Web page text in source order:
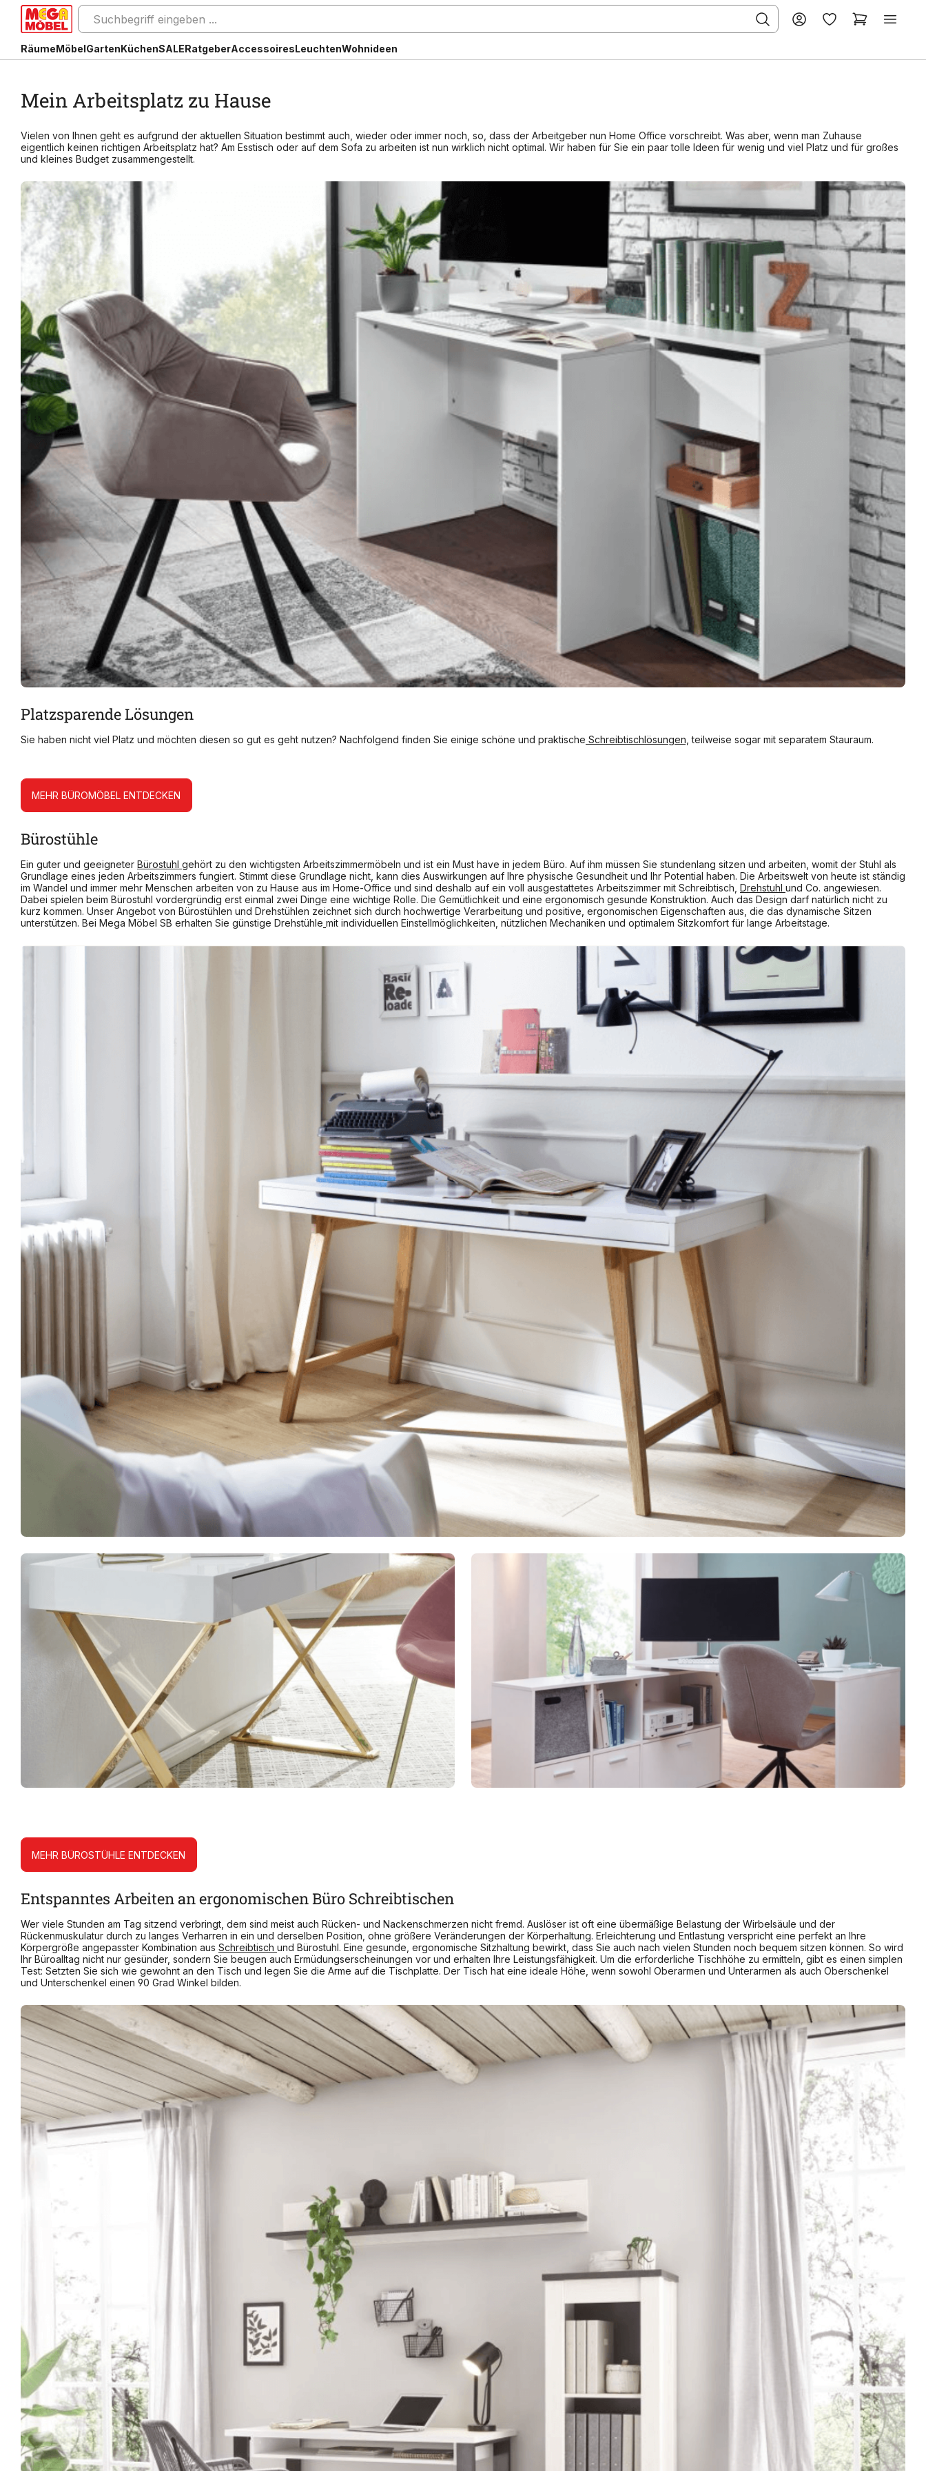
RäumeMöbelGartenKüchenSALERatgeberAccessoiresLeuchtenWohnideen
Mein Arbeitsplatz zu Hause
Vielen von Ihnen geht es aufgrund der aktuellen Situation bestimmt auch, wieder oder immer noch, so, dass der Arbeitgeber nun Home Office vorschreibt. Was aber, wenn man Zuhause
eigentlich keinen richtigen Arbeitsplatz hat? Am Esstisch oder auf dem Sofa zu arbeiten ist nun wirklich nicht optimal. Wir haben für Sie ein paar tolle Ideen für wenig und viel Platz und für großes
und kleines Budget zusammengestellt.
Platzsparende Lösungen
Sie haben nicht viel Platz und möchten diesen so gut es geht nutzen? Nachfolgend finden Sie einige schöne und praktische Schreibtischlösungen, teilweise sogar mit separatem Stauraum.
MEHR BÜROMÖBEL ENTDECKEN
Bürostühle
Ein guter und geeigneter Bürostuhl gehört zu den wichtigsten Arbeitszimmermöbeln und ist ein Must have in jedem Büro. Auf ihm müssen Sie stundenlang sitzen und arbeiten, womit der Stuhl als
Grundlage eines jeden Arbeitszimmers fungiert. Stimmt diese Grundlage nicht, kann dies Auswirkungen auf Ihre physische Gesundheit und Ihr Potential haben. Die Arbeitswelt von heute ist ständig
im Wandel und immer mehr Menschen arbeiten von zu Hause aus im Home-Office und sind deshalb auf ein voll ausgestattetes Arbeitszimmer mit Schreibtisch, Drehstuhl und Co. angewiesen.
Dabei spielen beim Bürostuhl vordergründig erst einmal zwei Dinge eine wichtige Rolle. Die Gemütlichkeit und eine ergonomisch gesunde Konstruktion. Auch das Design darf natürlich nicht zu
kurz kommen. Unser Angebot von Bürostühlen und Drehstühlen zeichnet sich durch hochwertige Verarbeitung und positive, ergonomischen Eigenschaften aus, die das dynamische Sitzen
unterstützen. Bei Mega Möbel SB erhalten Sie günstige Drehstühle mit individuellen Einstellmöglichkeiten, nützlichen Mechaniken und optimalem Sitzkomfort für lange Arbeitstage.
MEHR BÜROSTÜHLE ENTDECKEN
Entspanntes Arbeiten an ergonomischen Büro Schreibtischen
Wer viele Stunden am Tag sitzend verbringt, dem sind meist auch Rücken- und Nackenschmerzen nicht fremd. Auslöser ist oft eine übermäßige Belastung der Wirbelsäule und der
Rückenmuskulatur durch zu langes Verharren in ein und derselben Position, ohne größere Veränderungen der Körperhaltung. Erleichterung und Entlastung verspricht eine perfekt an Ihre
Körpergröße angepasster Kombination aus Schreibtisch und Bürostuhl. Eine gesunde, ergonomische Sitzhaltung bewirkt, dass Sie auch nach vielen Stunden noch bequem sitzen können. So wird
Ihr Büroalltag nicht nur gesünder, sondern Sie beugen auch Ermüdungserscheinungen vor und erhalten Ihre Leistungsfähigkeit. Um die erforderliche Tischhöhe zu ermitteln, gibt es einen simplen
Test: Setzten Sie sich wie gewohnt an den Tisch und legen Sie die Arme auf die Tischplatte. Der Tisch hat eine ideale Höhe, wenn sowohl Oberarmen und Unterarmen als auch Oberschenkel
und Unterschenkel einen 90 Grad Winkel bilden.